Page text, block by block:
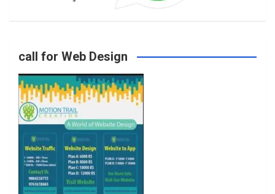
o
k
r
a
m
call for Web Design